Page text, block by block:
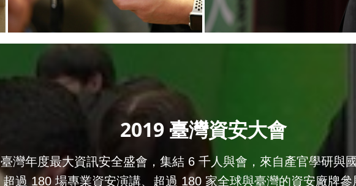
2019 臺灣資安大會
臺灣年度最大資訊安全盛會，集結 6 千人與會，來自產官學研與
超過 180 場專業資安演講、超過 180 家全球與臺灣的資安廠牌參